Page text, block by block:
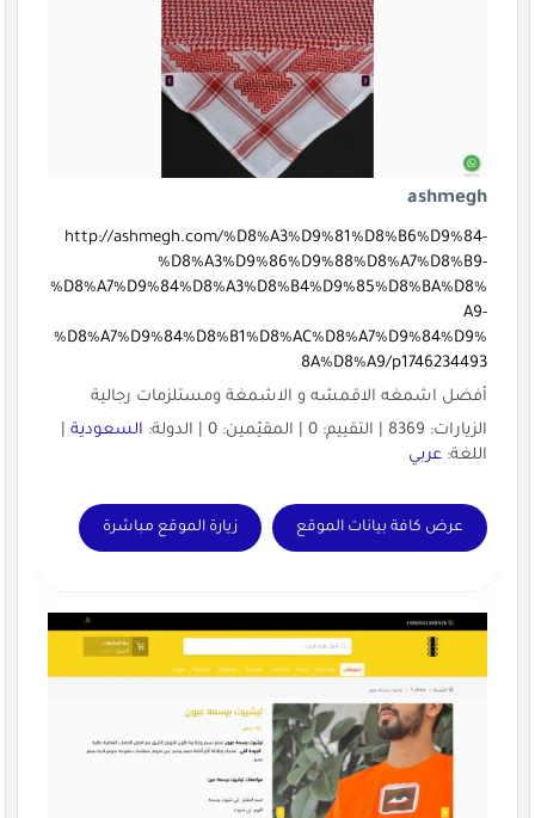
ashmegh
http://ashmegh.com/%D8%A3%D9%81%D8%B6%D9%84-
%D8%A3%D9%86%D9%88%D8%A7%D8%B9-
%D8%A7%D9%84%D8%A3%D8%B4%D9%85%D8%BA%D8%
A9-
%D8%A7%D9%84%D8%B1%D8%AC%D8%A7%D9%84%D9%
8A%D8%A9/p1746234493
أفضل اشمغه الاقمشه و الاشمغة ومستلزمات رجالية
الزيارات: 8369 | التقييم: 0 | المقيّمين: 0 | الدولة:
السعودية|
اللغة: عربي
عرض كافة بيانات الموقع زيارة الموقع مباشرة